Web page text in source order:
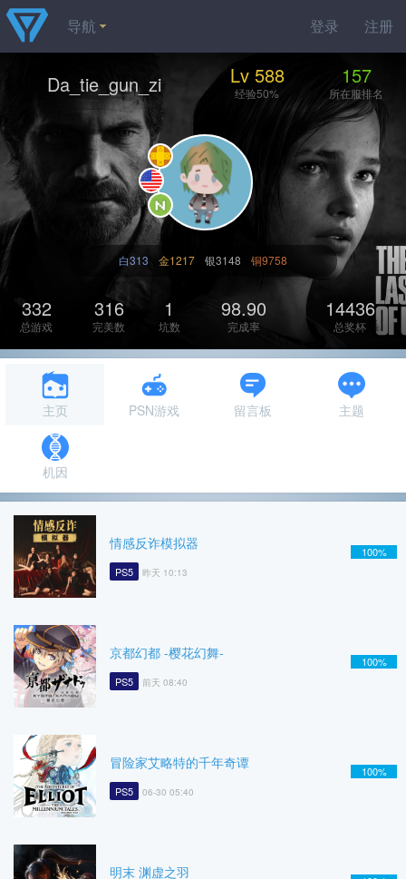
登录 注册
导航
Da_tie_gun_zi Lv 588
经验50%
157
所在服排名
白313 金1217 银3148 铜9758
332
总游戏
316
完美数
1
坑数
98.90
完成率
14436
总奖杯
主页 PSN游戏 留言板 主题
机因
情感反诈模拟器
PS5 昨天 10:13
100%
京都幻都 -樱花幻舞-
PS5 前天 08:40
100%
冒险家艾略特的千年奇谭
PS5 06-30 05:40
100%
明末 渊虚之羽